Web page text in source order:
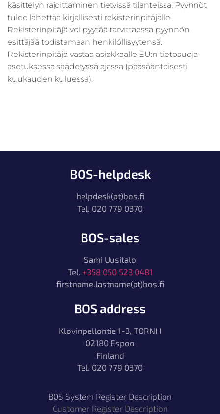
käsittelyn rajoittaminen tietyissä tilanteissa. Pyynnöt
tulee lähettää kirjallisesti rekisterinpitäjälle.
Rekisterinpitäjä voi pyytää tarvittaessa pyynnön
esittäjää todistamaan henkilöllisyytensä.
Rekisterinpitäjä vastaa asiakkaalle EU:n tietosuoja-
asetuksessa säädetyssä ajassa (pääsääntöisesti
kuukauden kuluessa).
BOS-helpdesk
helpdesk(at)bos.fi
Tel. 020 779 0370
BOS-sales
Sami Uusitalo
Tel. +358 050 523 0481
firstname.lastname(at)bos.fi
BOS address
Klovinpellontie 1-3, TORNI I
02180 Espoo
Finland
Tel. 020 779 0370
BOS System Register Description
Customer Register Description